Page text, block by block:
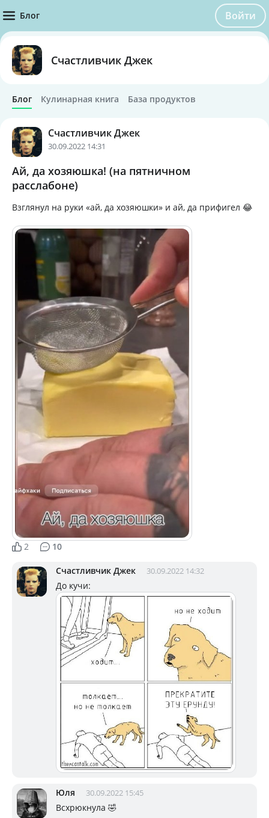
Блог Войти
Счастливчик Джек
Блог Кулинарная книга База продуктов
Счастливчик Джек
30.09.2022 14:31
Ай, да хозяюшка! (на пятничном
расслабоне)
Взглянул на руки «ай, да хозяюшки» и ай, да прифигел 😂
2 10
Счастливчик Джек 30.09.2022 14:32
До кучи:
Юля 30.09.2022 15:45
Всхрюкнула 🤣